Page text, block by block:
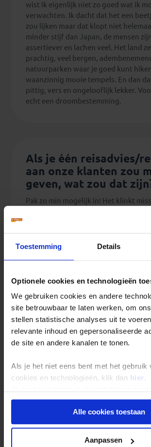
Toestemming Details
Optionele cookies en technologieën
We gebruiken cookies en andere
site betrouwbaar te laten werken, om
stellen statistische analyses uit te
relevante inhoud en gepersonaliseerde
de site en andere kanalen te tonen.
Als je het niet eens bent met het gebruik
cookies en technologieën, klik dan hier .
onder aan de pagina op elk gewenst
toekomst wijzigen.Alle cookies toestaan
Aanpassen
wist ik eigenlijk niet zo goed wat ik
verwachten. Ik dacht dat het een
zou lijken maar dat klopt niet
minder stijf dan Japan, de mensen
assertiever en lachen veel. Het land
prachtig, veel bergen,
natuurparken waar je goed kunt
waanzinnig mooie tempels. En dan
pittig, vers en ongelooflijk lekker.
echt een droombestemming.
Als je één reisadvies/
aan onze klanten zou
geven, wat zou dat
Pak zo min mogelijk in! Het klinkt
maar je hebt écht geen hutkoffer vol